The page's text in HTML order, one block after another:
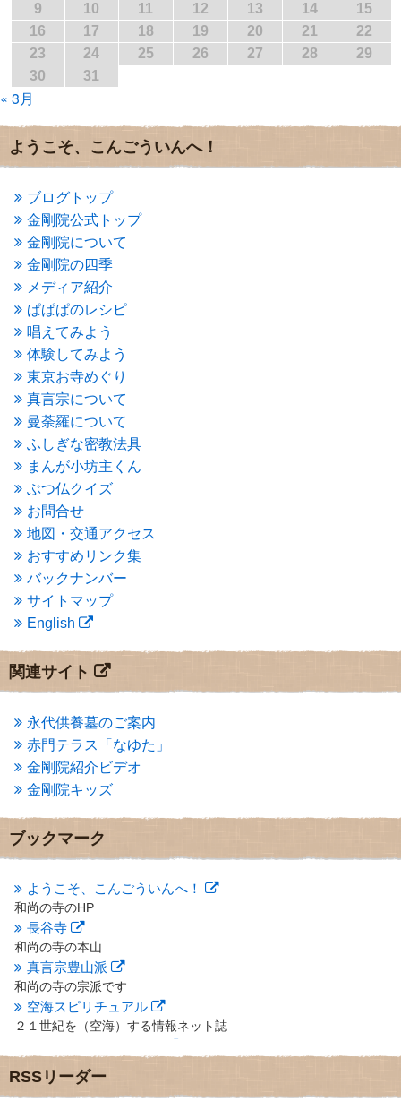
2017年1月(2)
2016年12月(4)
2016年11月(3)
2016年10月(1)
2016年9月
2016年6月
(2)
2016年5月(3)
2016年4月
(4)
2016年3月(4)
2016年2月(5)
2016年1月(3)
2015年12月(6)
2015年11月(4)
2015年10月
(4)
2015年9月
(3)
2015年8月(4)
2015年7月(4)
2015年6月(3)
2015年5月(1)
2015年4月(1)
(3)
2015年2月(3)
2015年1月(1)
2014年12月 (2)
2014年9月
2014年5月(1)
2014年4月 (4)
2014年1月 (1)
2013年11月(4)
2013年10月 (2)
2013年9月(4)
2013年7月
(7)
2013年6月 (6)
2013年5月(13)
2013年4月(1)
2013年3月
(4)
2013年2月(6)
2013年1月(6)
2012年12月(7)
2012年10月(5)
2012年9月
(8)
2012年7月
(10)
2012年6月(14)
2012年5月
2012年4月(16)
2012年3月 (17)
2012年2月(20)
2012年1月(25)
2011年12月(22)
2011年11月(28)
2011年10月(31)
2011年9月(24)
2011年8月(21)
9 10 11 12 13 14
15
16
17 18 19 20 21
22
23
24 25 26 27 28
29
30
31
« 3月
ようこそ、こんごういんへ！
ブログトップ
金剛院公式トップ
金剛院について
金剛院の四季
メディア紹介
ぱぱぱのレシピ
唱えてみよう
体験してみよう
東京お寺めぐり
真言宗について
曼荼羅について
ふしぎな密教法具
まんが小坊主くん
ぶつ仏クイズ
お問合せ
地図・交通アクセス
おすすめリンク集
バックナンバー
サイトマップ
English
関連サイト
永代供養墓のご案内
赤門テラス「なゆた」
金剛院紹介ビデオ
金剛院キッズ
ブックマーク
ようこそ、こんごういんへ！
和尚の寺のHP
長谷寺
和尚の寺の本山
真言宗豊山派
和尚の寺の宗派です
空海スピリチュアル
２１世紀を（空海）する情報ネット誌
地域のライターさんです
小豆島 圓満寺
RSSリーダー